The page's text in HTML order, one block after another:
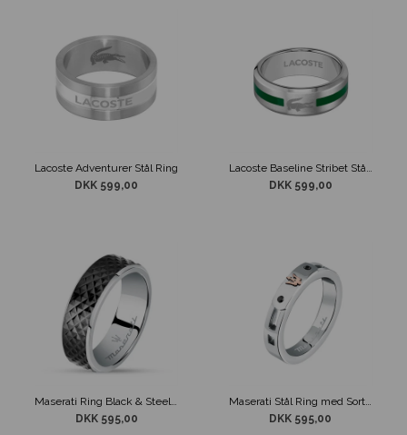
Lacoste Adventurer Stål Ring
DKK 599,00
Lacoste Baseline Stribet Stål Ring
DKK 599,00
DKK 595,00
Maserati Stål Ring med Sort Krystal og Logo
DKK 595,00